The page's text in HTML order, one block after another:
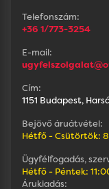
Telefonszám:
+36 1/773-3254
E-mail:
Cím:
1151 Budapest,
Bejövő áruátvétel:
Hétfő - Csütörtök:
Ügyfélfogadás,
Hétfő - Péntek:
Árukiadás: